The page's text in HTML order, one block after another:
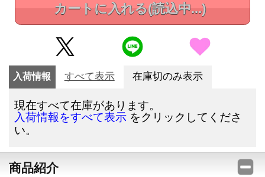
カートに入れる(読込中...)
入荷情報 すべて表示 在庫切のみ表示
現在すべて在庫があります。
入荷情報をすべて表示 をクリックしてくださ
い。
商品紹介